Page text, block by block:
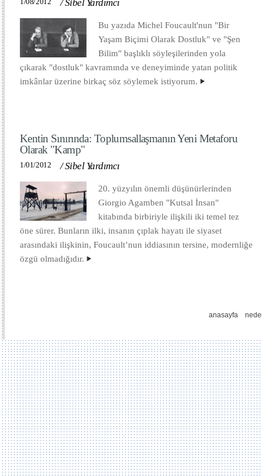
/Sibel Yardımcı
Bu yazıda Michel Foucault'nun "Bir
Yaşam Biçimi Olarak Dostluk" ve "Şen
Bilim" başlıklı söyleşilerinden yola
çıkarak "dostluk" kavramında ve deneyiminde yatan politik
imkânlar üzerine birkaç söz söylemek istiyorum.
Kentin Sınırında: Toplumsallaşmanın Yeni Metaforu
Olarak "Kamp"
1/01/2012 /Sibel Yardımcı
20. yüzyılın önemli düşünürlerinden
Giorgio Agamben "Kutsal İnsan"
kitabında birbiriyle ilişkili iki temel tez
öne sürer. Bunların ilki, insanın çıplak hayatı ile siyaset
arasındaki ilişkinin, Foucault’nun iddiasının tersine, modernliğe
özgü olmadığıdır.
anasayfa